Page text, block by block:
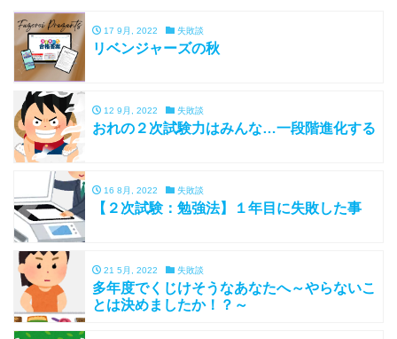
17 9月, 2022 失敗談
リベンジャーズの秋
12 9月, 2022 失敗談
おれの２次試験力はみんな…一段階進化する
16 8月, 2022 失敗談
【２次試験：勉強法】１年目に失敗した事
21 5月, 2022 失敗談
多年度でくじけそうなあなたへ～やらないこ
とは決めましたか！？～